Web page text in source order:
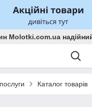
Molotki.com.ua
Каталог товарів